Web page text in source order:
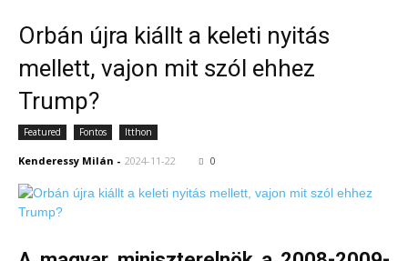
Orbán újra kiállt a keleti nyitás
mellett, vajon mit szól ehhez
Trump?
Featured Fontos Itthon
Kenderessy Milán - 2024-11-22 0